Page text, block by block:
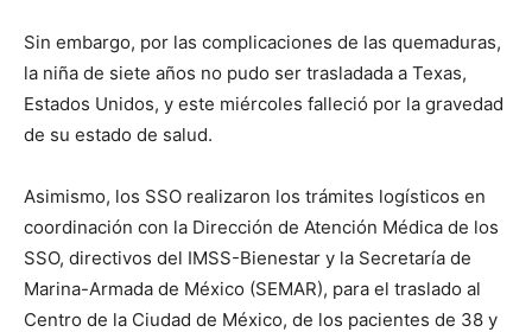
Sin embargo, por las complicaciones de las quemaduras,
la niña de siete años no pudo ser trasladada a Texas,
Estados Unidos, y este miércoles falleció por la gravedad
de su estado de salud.
Asimismo, los SSO realizaron los trámites logísticos en
coordinación con la Dirección de Atención Médica de los
SSO, directivos del IMSS-Bienestar y la Secretaría de
Marina-Armada de México (SEMAR), para el traslado al
Centro de la Ciudad de México, de los pacientes de 38 y